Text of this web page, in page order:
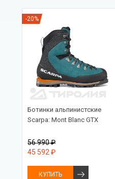
-20%
Ботинки альпинистские
Scarpa: Mont Blanc GTX
56 990 ₽
45 592 ₽
КУПИТЬ